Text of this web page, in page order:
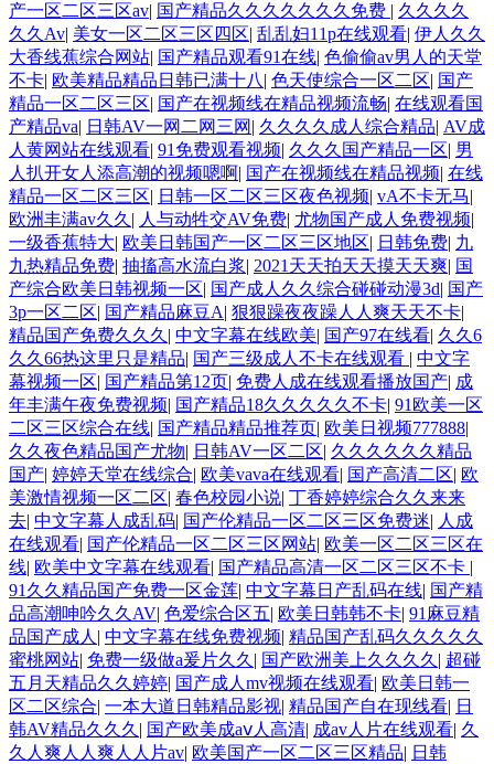
产一区二区三区av| 国产精品久久久久久久久免费 | 久久久久
久久Av| 美女一区二区三区四区| 乱乱妇11p在线观看| 伊人久久
大香线蕉综合网站| 国产精品观看91在线| 色偷偷av男人的天堂
不卡| 欧美精品精品日韩已满十八 | 色天使综合一区二区| 国产
精品一区二区三区| 国产在视频线在精品视频流畅| 在线观看国
产精品va| 日韩AV一网二网三网 | 久久久久成人综合精品| AV成
人黄网站在线观看| 91免费观看视频| 久久久国产精品一区| 男
人扒开女人添高潮的视频嗯啊| 国产在视频线在精品视频| 在线
精品一区二区三区| 日韩一区二区三区夜色视频| vA不卡无马|
欧洲丰满av久久 | 人与动牲交AV免费| 尤物国产成人免费视频|
一级香蕉特大| 欧美日韩国产一区二区三区地区| 日韩免费| 九
九热精品免费| 抽搐高水流白浆| 2021天天拍天天摸天天爽| 国
产综合欧美日韩视频一区| 国产成人久久综合碰碰动漫3d| 国产
3p一区二区| 国产精品麻豆A| 狠狠躁夜夜躁人人爽天天不卡|
精品国产免费久久久 | 中文字幕在线欧美| 国产97在线看| 久久6
久久66热这里只是精品| 国产三级成人不卡在线观看 | 中文字
幕视频一区| 国产精品第12页| 免费人成在线观看播放国产| 成
年丰满午夜免费视频| 国产精品18久久久久久不卡| 91欧美一区
二区三区综合在线| 国产精品精品推荐页| 欧美日视频777888|
久久夜色精品国产尤物| 日韩AV一区二区| 久久久久久久精品
国产| 婷婷天堂在线综合| 欧美vava在线观看| 国产高清二区| 欧
美激情视频一区二区| 春色校园小说| 丁香婷婷综合久久来来
去| 中文字幕人成乱码| 国产伦精品一区二区三区免费迷| 人成
在线观看| 国产伦精品一区二区三区网站| 欧美一区二区三区在
线| 欧美中文字幕在线观看| 国产精品高清一区二区三区不卡 |
91久久精品国产免费一区金莲| 中文字幕日产乱码在线| 国产精
品高潮呻吟久久AV| 色爱综合区五| 欧美日韩韩不卡| 91麻豆精
品国产成人 | 中文字幕在线免费视频| 精品国产乱码久久久久久
蜜桃网站| 免费一级做a爰片久久 | 国产欧洲美上久久久久 | 超碰
五月天精品久久婷婷| 国产成人mv视频在线观看| 欧美日韩一
区二区综合| 一本大道日韩精品影视| 精品国产自在现线看| 日
韩AV精品久久久 | 国产欧美成aⅴ人高清| 成av人片在线观看| 久
久人爽人人爽人人片av| 欧美国产一区二区三区精品| 日韩